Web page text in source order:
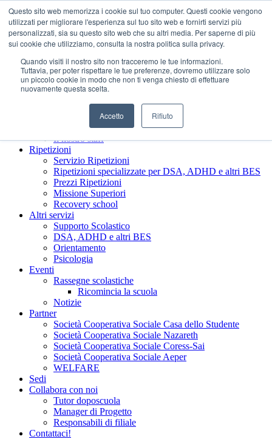
Questo sito web memorizza i cookie sul tuo computer. Questi cookie vengono
utilizzati per migliorare l'esperienza sul tuo sito web e fornirti servizi più
personalizzati, sia su questo sito web che su altri media. Per saperne di più
sui cookie che utilizziamo, consulta la nostra politica sulla privacy.
Quando visiti il ​​nostro sito non tracceremo le tue informazioni.
Tuttavia, per poter rispettare le tue preferenze, dovremo utilizzare solo
un piccolo cookie in modo che non ti venga chiesto di effettuare
nuovamente questa scelta.
Accetto Rifiuto
Presentazione Società Benefit
Il nostro staff
Ripetizioni
Servizio Ripetizioni
Ripetizioni specializzate per DSA, ADHD e altri BES
Prezzi Ripetizioni
Missione Superiori
Recovery school
Altri servizi
Supporto Scolastico
DSA, ADHD e altri BES
Orientamento
Psicologia
Eventi
Rassegne scolastiche
Ricomincia la scuola
Notizie
Partner
Società Cooperativa Sociale Casa dello Studente
Società Cooperativa Sociale Nazareth
Società Cooperativa Sociale Coress-Sai
Società Cooperativa Sociale Aeper
WELFARE
Sedi
Collabora con noi
Tutor doposcuola
Manager di Progetto
Responsabili di filiale
Contattaci!